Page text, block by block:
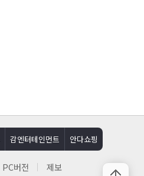
감엔터테인먼트 안다쇼핑
PC버전 제보